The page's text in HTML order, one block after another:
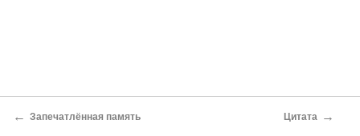
← Запечатлённая память Цитата →